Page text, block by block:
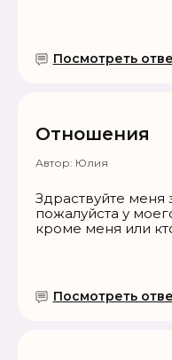
Посмотреть
Отношения
Автор: Юлия
Здраствуйте меня
пожалуйста у
кроме меня или
Посмотреть